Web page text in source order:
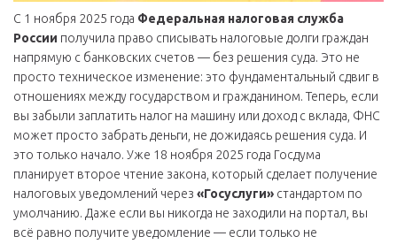
С 1 ноября 2025 года Федеральная налоговая служба
России получила право списывать налоговые долги граждан
напрямую с банковских счетов — без решения суда. Это не
просто техническое изменение: это фундаментальный сдвиг в
отношениях между государством и гражданином. Теперь, если
вы забыли заплатить налог на машину или доход с вклада, ФНС
может просто забрать деньги, не дожидаясь решения суда. И
это только начало. Уже 18 ноября 2025 года Госдума
планирует второе чтение закона, который сделает получение
налоговых уведомлений через «Госуслуги» стандартом по
умолчанию. Даже если вы никогда не заходили на портал, вы
всё равно получите уведомление — если только не